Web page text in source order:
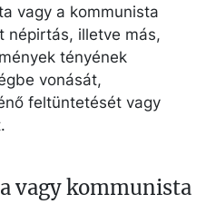
vagy a kommunista
népirtás, illetve más,
tényének
vonását,
feltüntetését vagy
vagy kommunista